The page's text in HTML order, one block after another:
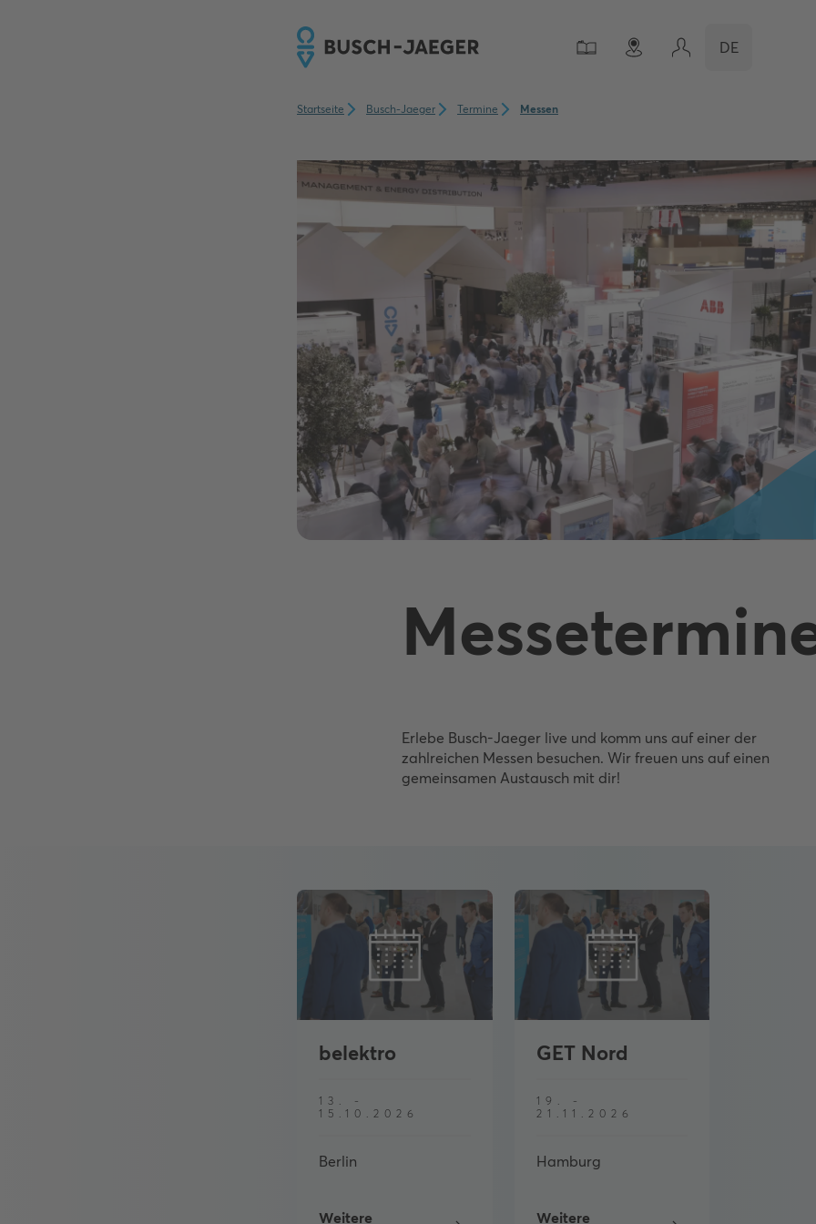
DE
Startseite Busch-Jaeger Termine Messen
Erlebe Busch-Jaeger live und komm uns auf einer der
zahlreichen Messen besuchen. Wir freuen uns auf einen
gemeinsamen Austausch mit dir!
belektro
13. -
15.10.2026
Berlin
Weitere
GET Nord
19. -
21.11.2026
Hamburg
Weitere